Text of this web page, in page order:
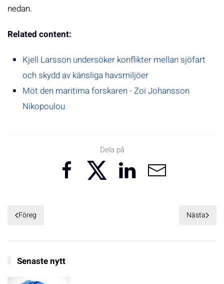
nedan.
Related content:
Kjell Larsson undersöker konflikter mellan sjöfart
och skydd av känsliga havsmiljöer
Möt den maritima forskaren - Zoi Johansson
Nikopoulou
Dela på
Föreg Nästa
Senaste nytt